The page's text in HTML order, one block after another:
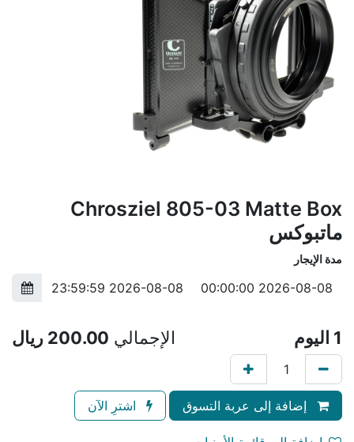
Chrosziel 805-03 Matte Box
ماتبوكس
مدة الإيجار
1 اليوم الإجمالي 200.00 ريال
إضافة إلى عربة التسوق اشترِ الآن